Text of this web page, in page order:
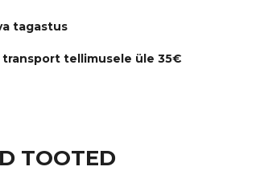
tagastus
transport tellimusele üle 35€
TOOTED